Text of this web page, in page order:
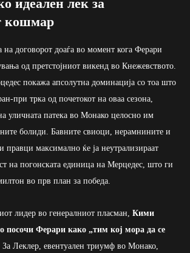
идеален лек за
кошмар
на договорот доаѓа во момент кога Ферари
од претстојниот викенд во Кнежевството.
покажа апсолутна доминација со тоа што
при трка од почетокот на оваа сезона,
уличната патека во Монако целосно им
болиди. Бавните свиоци, нерамнините и
правци максимално ќе ја неутрализираат
на погонската единица на Мерцедес, што ги
во прв план за победа.
лидер во генералниот пласман, Кими
посочи Ферари како „тим кој мора да се
За Леклер, евентуален триумф во Монако,